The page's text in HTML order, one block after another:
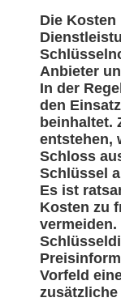
Die
Anbieter
In der
den
beinhaltet.
entstehen,
Schloss
Schlüssel
Es ist
Kosten zu
Vorfeld
zusätzliche